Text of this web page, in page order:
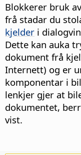
Blokkerer bruk
frå stadar du
kjelder i
Dette kan auka
dokument frå
Internett) og er
komponentar i
lenkjer gjer at
dokumentet,
vist.